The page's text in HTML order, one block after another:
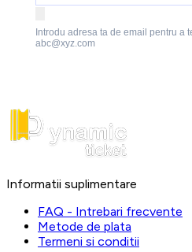
Introdu adresa ta de email pentru a
abc@xyz.com
Informatii suplimentare
FAQ - Intrebari frecvente
Metode de plata
Termeni si conditii